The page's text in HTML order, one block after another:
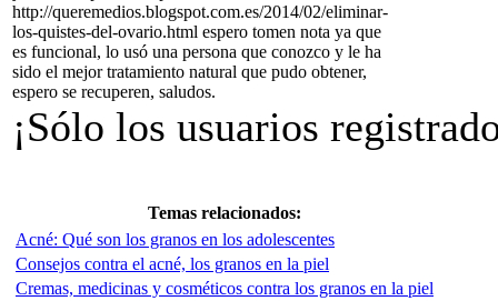
http://queremedios.blogspot.com.es/2014/02/eliminar-
los-quistes-del-ovario.html espero tomen nota ya que
es funcional, lo usó una persona que conozco y le ha
sido el mejor tratamiento natural que pudo obtener,
espero se recuperen, saludos.
¡Sólo los usuarios
Temas relacionados:
Acné: Qué son los granos en los adolescentes
Consejos contra el acné, los granos en la piel
Cremas, medicinas y cosméticos contra los granos en la piel